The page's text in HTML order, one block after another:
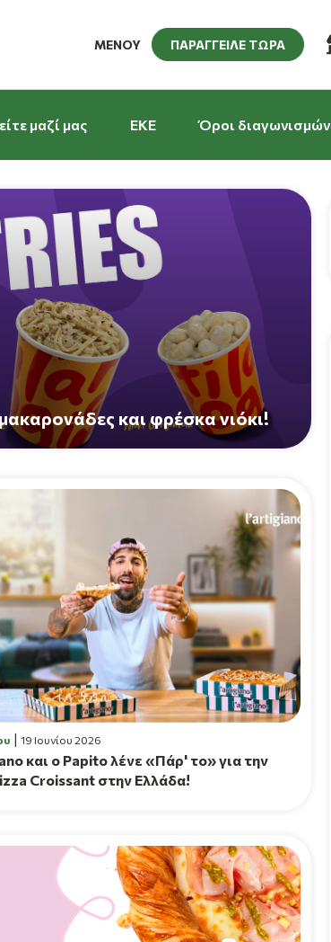
ΜΕΝΟΥ
ΠΑΡΑΓΓΕΙΛΕ ΤΩΡΑ
μαζί μας EKE Όροι διαγωνισμών
και φρέσκα νιόκι!
19 Ιουνίου 2026
και ο Papito λένε «Πάρ' το» για την
Croissant στην Ελλάδα!